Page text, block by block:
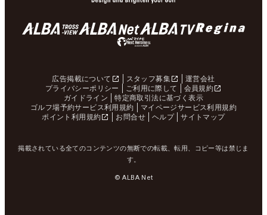
広告掲載について スタッフ募集
運営会社
プライバシーポリシー
ご利用に際して
会員規約
ガイドライン
特定商取引法に基づく表示
ゴルフ場予約サービス利用規約
マイページサービス利用規約
ポイント利用規約
お問合せ ヘルプ サイトマップ
掲載されている全てのコンテンツの無断での転載、転用、コピー等は禁じま
す。
© ALBA Net